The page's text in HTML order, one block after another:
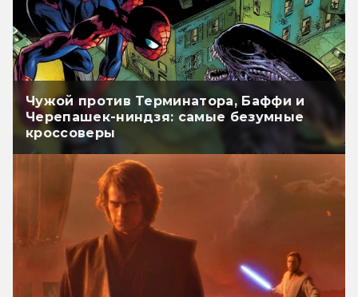
Чужой против Терминатора, Баффи и
Черепашек-ниндзя: самые безумные
кроссоверы